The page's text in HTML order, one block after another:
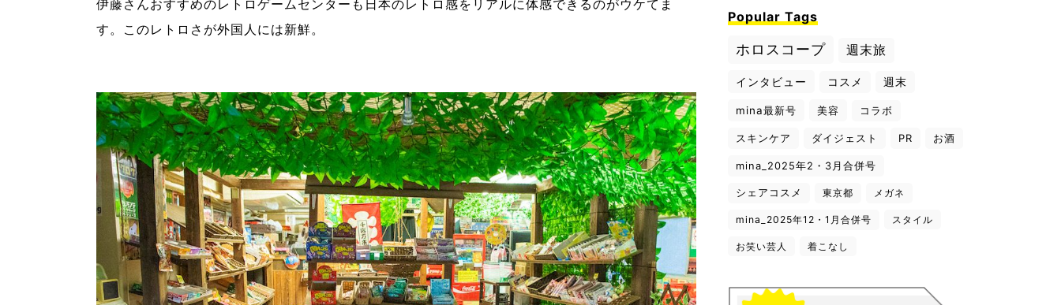
伊藤さんおすすめのレトロゲームセンターも日本のレトロ感をリアルに体感できるのがウケてま
す。このレトロさが外国人には新鮮。
Popular Tags
ホロスコープ 週末旅
インタビュー コスメ 週末
mina最新号 美容 コラボ
スキンケア ダイジェスト PR お酒
mina_2025年2・3月合併号
シェアコスメ 東京都 メガネ
mina_2025年12・1月合併号 スタイル
お笑い芸人 着こなし